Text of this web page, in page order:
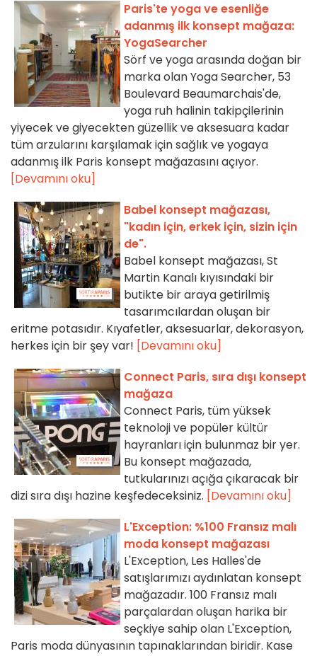
Paris'te yoga ve esenliğe
adanmış ilk konsept mağaza:
YogaSearcher
Sörf ve yoga arasında doğan bir
marka olan Yoga Searcher, 53
Boulevard Beaumarchais'de,
yoga ruh halinin takipçilerinin
yiyecek ve giyecekten güzellik ve aksesuara kadar
tüm arzularını karşılamak için sağlık ve yogaya
adanmış ilk Paris konsept mağazasını açıyor.
[Devamını oku]
Babel konsept mağazası,
"kadın için, erkek için, sizin için
de".
Babel konsept mağazası, St
Martin Kanalı kıyısındaki bir
butikte bir araya getirilmiş
tasarımcılardan oluşan bir
eritme potasıdır. Kıyafetler, aksesuarlar, dekorasyon,
herkes için bir şey var! [Devamını oku]
Connect Paris, sıra dışı konsept
mağaza
Connect Paris, tüm yüksek
teknoloji ve popüler kültür
hayranları için bulunmaz bir yer.
Bu konsept mağazada,
tutkularınızı açığa çıkaracak bir
dizi sıra dışı hazine keşfedeceksiniz. [Devamını oku]
L'Exception: %100 Fransız malı
moda konsept mağazası
L'Exception, Les Halles'de
satışlarımızı aydınlatan konsept
mağazadır. 100 Fransız malı
parçalardan oluşan harika bir
seçkiye sahip olan L'Exception,
Paris moda dünyasının tapınaklarından biridir. Kase